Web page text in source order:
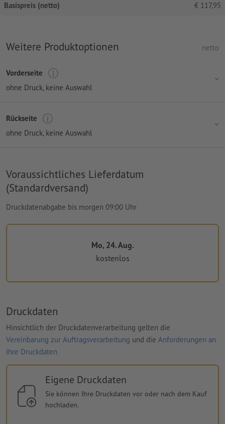
Basispreis (netto) € 117,95
Weitere Produktoptionen netto
Vorderseite
ohne Druck, keine Auswahl
Rückseite
ohne Druck, keine Auswahl
Voraussichtliches Lieferdatum
(Standardversand)
Druckdatenabgabe bis morgen 09:00 Uhr
Mo, 24. Aug.
kostenlos
Druckdaten
Hinsichtlich der Druckdatenverarbeitung gelten die
Vereinbarung zur Auftragsverarbeitung und die Anforderungen an
Ihre Druckdaten
Eigene Druckdaten
Sie können Ihre Druckdaten vor oder nach dem Kauf
hochladen.